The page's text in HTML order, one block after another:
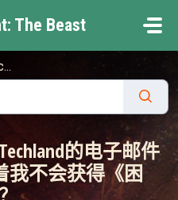
The Beast
的电子邮件
不会获得《困